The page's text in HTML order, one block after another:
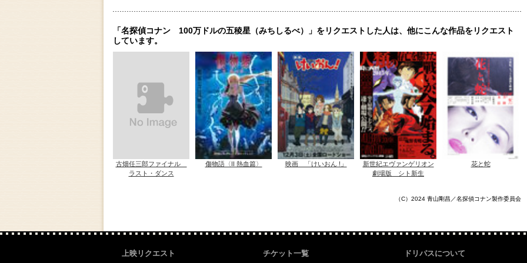
「名探偵コナン 100万ドルの五稜星（みちしるべ）」をリクエストした人は、他にこんな作品をリクエスト
しています。
古畑任三郎ファイナル
ラスト・ダンス
傷物語〈II 熱血篇〉 映画 「けいおん !」
新世紀エヴァンゲリオン
劇場版 シト新生
花と蛇
（C）2024 青山剛昌／名探偵コナン製作委員会
上映リクエスト チケット一覧 ドリパスについて